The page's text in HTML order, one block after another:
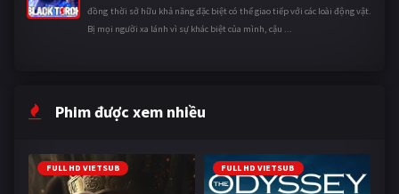
đồng thời sở hữu khả năng đặc biệt có thể giao tiếp với các loài động vật.
Bị mọi người xa lánh vì sự khác biệt của mình, cậu ...
Phim được xem nhiều
FULL HD VIETSUB FULL HD VIETSUB